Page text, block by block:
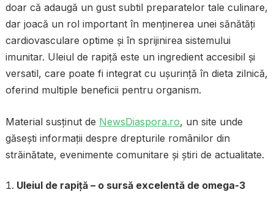
doar că adaugă un gust subtil preparatelor tale culinare,
dar joacă un rol important în menținerea unei sănătăți
cardiovasculare optime și în sprijinirea sistemului
imunitar. Uleiul de rapiță este un ingredient accesibil și
versatil, care poate fi integrat cu ușurință în dieta zilnică,
oferind multiple beneficii pentru organism.
Material susținut de NewsDiaspora.ro, un site unde
găsești informații despre drepturile românilor din
străinătate, evenimente comunitare și știri de actualitate.
Uleiul de rapiță – o sursă excelentă de omega-3